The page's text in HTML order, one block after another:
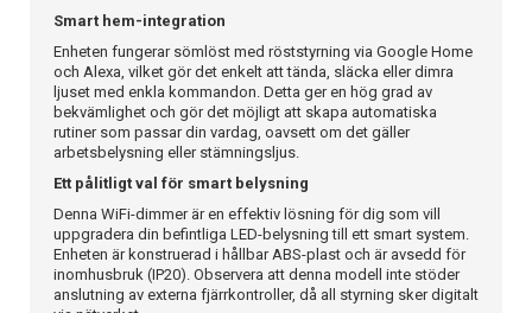
Smart hem-integration
Enheten fungerar sömlöst med röststyrning via Google Home
och Alexa, vilket gör det enkelt att tända, släcka eller dimra
ljuset med enkla kommandon. Detta ger en hög grad av
bekvämlighet och gör det möjligt att skapa automatiska
rutiner som passar din vardag, oavsett om det gäller
arbetsbelysning eller stämningsljus.
Ett pålitligt val för smart belysning
Denna WiFi-dimmer är en effektiv lösning för dig som vill
uppgradera din befintliga LED-belysning till ett smart system.
Enheten är konstruerad i hållbar ABS-plast och är avsedd för
inomhusbruk (IP20). Observera att denna modell inte stöder
anslutning av externa fjärrkontroller, då all styrning sker digitalt